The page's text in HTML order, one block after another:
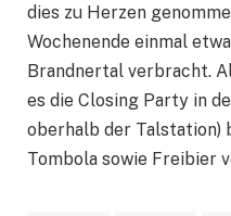
dies zu Herzen
Wochenende einmal
Brandnertal verbracht.
es die Closing Party in
oberhalb der Talstation)
Tombola sowie Freibier